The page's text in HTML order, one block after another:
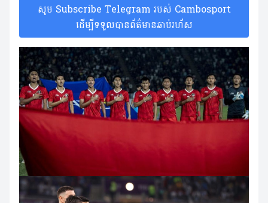
សូម Subscribe Telegram របស់ Cambosport
ដើម្បីទទួលបានព័ត៌មានឆាប់រហ័ស